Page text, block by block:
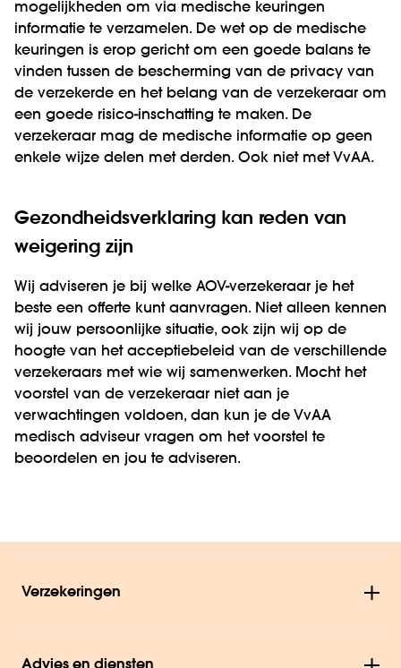
mogelijkheden om via medische keuringen
informatie te verzamelen. De wet op de medische
keuringen is erop gericht om een goede balans te
vinden tussen de bescherming van de privacy van
de verzekerde en het belang van de verzekeraar om
een goede risico-inschatting te maken. De
verzekeraar mag de medische informatie op geen
enkele wijze delen met derden. Ook niet met VvAA.
Gezondheidsverklaring kan reden van
weigering zijn
Wij adviseren je bij welke AOV-verzekeraar je het
beste een offerte kunt aanvragen. Niet alleen kennen
wij jouw persoonlijke situatie, ook zijn wij op de
hoogte van het acceptiebeleid van de verschillende
verzekeraars met wie wij samenwerken. Mocht het
voorstel van de verzekeraar niet aan je
verwachtingen voldoen, dan kun je de VvAA
medisch adviseur vragen om het voorstel te
beoordelen en jou te adviseren.
Verzekeringen